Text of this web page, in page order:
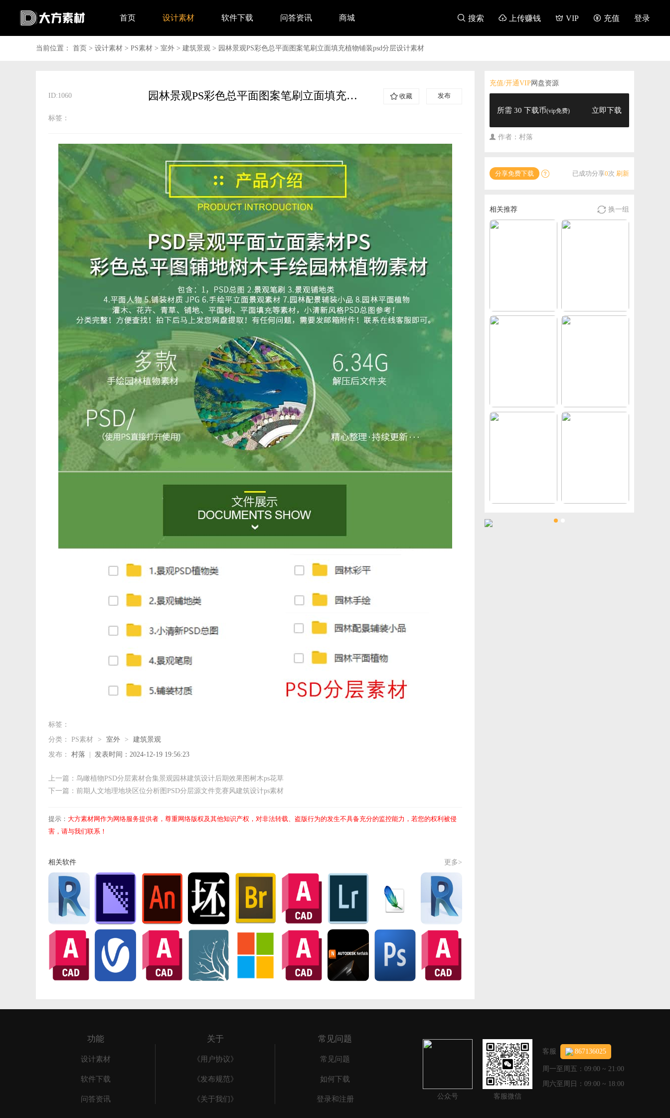
首页 设计素材 软件下载 问答资讯 商城  搜索  上传赚钱  VIP  充值 登录
当前位置： 首页 > 设计素材 > PS素材 > 室外 > 建筑景观 > 园林景观PS彩色总平面图案笔刷立面填充植物铺装psd分层设计素材
园林景观PS彩色总平面图案笔刷立面填充植物铺装psd分层设计素材
ID:1060  收藏 发布
标签：
标签：
分类： PS素材 > 室外 >
建筑景观
发布： 村落 发表时间：2024-12-19 19:56:23
上一篇：鸟瞰植物PSD分层素材合集景观园林建筑设计后期效果图树木ps花草
下一篇：前期人文地理地块区位分析图PSD分层源文件竞赛风建筑设计ps素材
提示： 大方素材网作为网络服务提供者，尊重网络版权及其他知识产权，对非法转载、盗版行为的发生不具备充分的监控能力，若您的权利被侵
害，请与我们联系！
相关软件 更多>
网盘资源
充值/开通VIP
所需 30 下载币(vip免费) 立即下载
作者：村落
分享免费下载  已成功分享0次 刷新
相关推荐  换一组
N多音效打包下载
3dsmax2024零基础入门到精通教程3dMAX使用教程 2025年壹品曹1-2月份vip会员视频课程平面设计方案解析
功能
设计素材
软件下载
问答资讯
关于
《用户协议》
《发布规范》
《关于我们》
常见问题
常见问题
如何下载
登录和注册 公众号 客服微信
客服 867136025
周一至周五：09:00 ~ 21:00
周六至周日：09:00 ~ 18:00